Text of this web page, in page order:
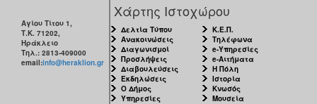
Αγίου Τίτου 1,
Τ.Κ. 71202,
Ηράκλειο
Τηλ.: 2813-409000
email:info@heraklion.gr
Χάρτης Ιστοχώρου
Δελτία Τύπου
Ανακοινώσεις
Διαγωνισμοί
Προσλήψεις
Διαβουλεύσεις
Εκδηλώσεις
Ο Δήμος
Υπηρεσίες
Κ.Ε.Π.
Τηλέφωνα
e-Υπηρεσίες
e-Αιτήματα
Η Πόλη
Ιστορία
Κνωσός
Μουσεία